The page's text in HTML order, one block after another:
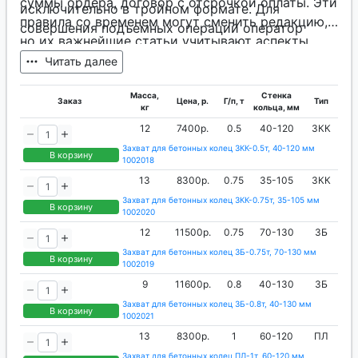
исключительно в тройном формате. Для
совершения подъемных операций оператор
может применять только машинную тягу.
правила со временем могут сменить редакцию,
но их важнейшие статьи учитывают аспекты
времени деловых отношений с партнером и его
ценообразования: оптовые условия на любую
серию. Дополнительно наш магазин постоянно
предоставляет скидки, акции и
спецпредложения.
Читать далее
Заказ
Масса,
кг
Цена, р. Г/п, т
Стенка
кольца, мм
Тип
В корзину
12 7400р. 0.5 40-120 ЗКК
Захват для бетонных колец ЗКК-0.5т, 40-120 мм
1002018
В корзину
13 8300р. 0.75 35-105 ЗКК
Захват для бетонных колец ЗКК-0.75т, 35-105 мм
1002020
В корзину
12 11500р. 0.75 70-130 ЗБ
Захват для бетонных колец ЗБ-0.75т, 70-130 мм
1002019
В корзину
9 11600р. 0.8 40-130 ЗБ
Захват для бетонных колец ЗБ-0.8т, 40-130 мм
1002021
13 8300р. 1 60-120 ПЛ
Захват для бетонных колец ПЛ-1т, 60-120 мм